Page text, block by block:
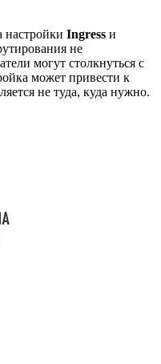
настройки Ingress и
не
могут столкнуться с
может привести к
не туда, куда нужно.